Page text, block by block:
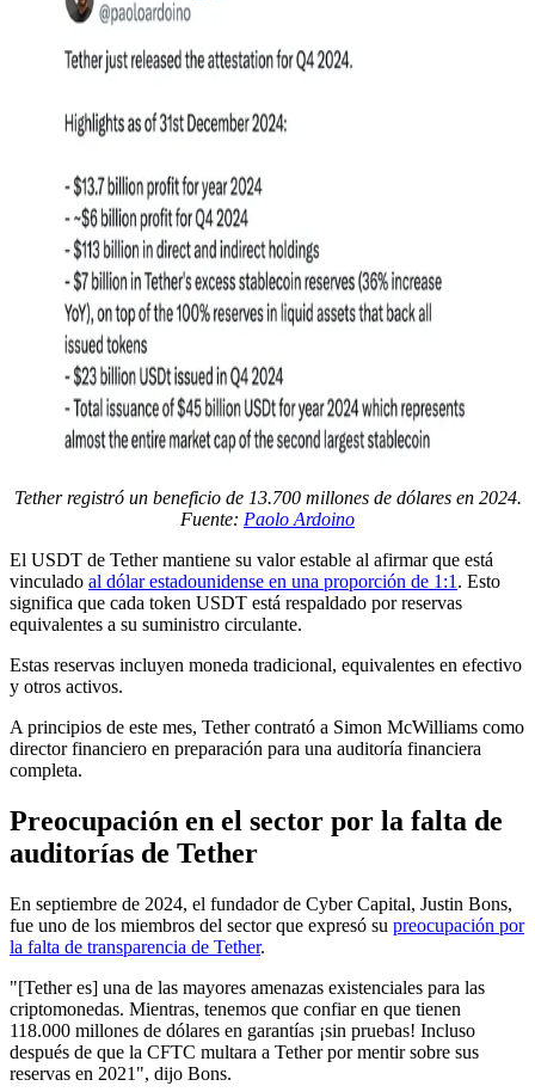
Tether registró un beneficio de 13.700 millones de dólares en 2024.
Fuente: Paolo Ardoino
El USDT de Tether mantiene su valor estable al afirmar que está
vinculado al dólar estadounidense en una proporción de 1:1 . Esto
significa que cada token USDT está respaldado por reservas
equivalentes a su suministro circulante.
Estas reservas incluyen moneda tradicional, equivalentes en efectivo
y otros activos.
A principios de este mes, Tether contrató a Simon McWilliams como
director financiero en preparación para una auditoría financiera
completa.
Preocupación en el sector por la falta de
auditorías de Tether
En septiembre de 2024, el fundador de Cyber Capital, Justin Bons,
fue uno de los miembros del sector que expresó su preocupación por
la falta de transparencia de Tether.
"[Tether es] una de las mayores amenazas existenciales para las
criptomonedas. Mientras, tenemos que confiar en que tienen
118.000 millones de dólares en garantías ¡sin pruebas! Incluso
después de que la CFTC multara a Tether por mentir sobre sus
reservas en 2021", dijo Bons.